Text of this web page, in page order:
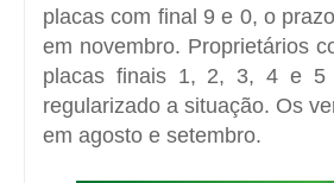
placas com final 9 e 0, o
em novembro. Proprietários
placas finais 1, 2, 3, 4 e 5
regularizado a situação. Os
em agosto e setembro.